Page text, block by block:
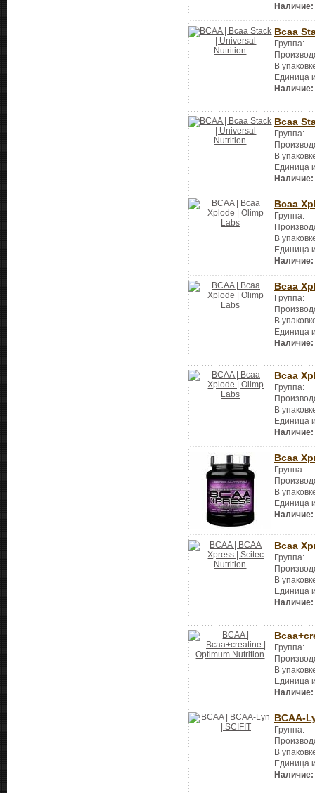
Наличие:
Bcaa
Группа:
В
Единица
Наличие:
Bcaa
Группа:
В
Единица
Наличие:
Bcaa
Группа:
В
Единица
Наличие:
Bcaa
Группа:
В
Единица
Наличие:
Bcaa
Группа:
В
Единица
Наличие:
Bcaa
Группа:
В
Единица
Наличие:
Bcaa
Группа:
В
Единица
Наличие:
Группа:
В
Единица
Наличие:
BCAA-
Группа:
В
Единица
Наличие: